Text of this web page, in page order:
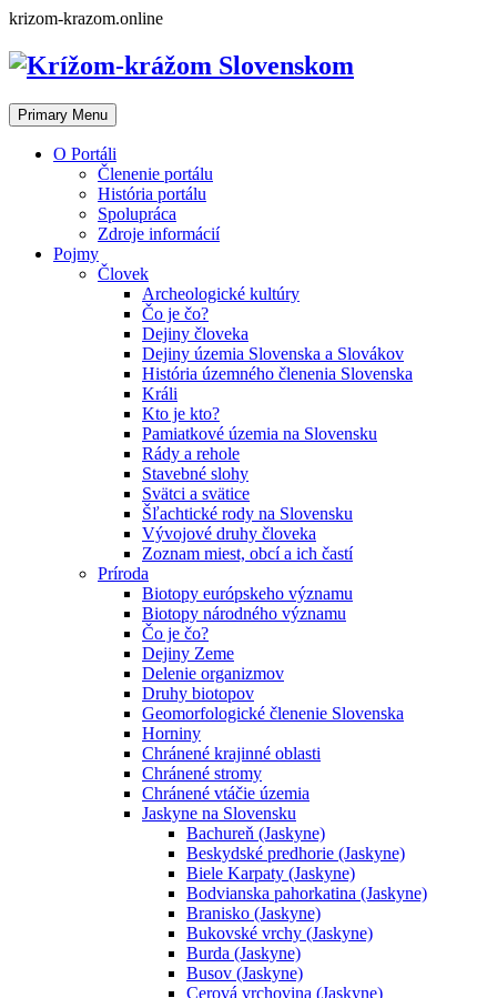
Skip
content
krizom-krazom.online
Primary Menu
O Portáli
Členenie portálu
História portálu
Spolupráca
Zdroje informácií
Pojmy
Človek
Archeologické kultúry
Čo je čo?
Dejiny človeka
Dejiny územia Slovenska a Slovákov
História územného členenia Slovenska
Králi
Kto je kto?
Pamiatkové územia na Slovensku
Rády a rehole
Stavebné slohy
Svätci a svätice
Šľachtické rody na Slovensku
Vývojové druhy človeka
Zoznam miest, obcí a ich častí
Príroda
Biotopy európskeho významu
Biotopy národného významu
Čo je čo?
Dejiny Zeme
Delenie organizmov
Druhy biotopov
Geomorfologické členenie Slovenska
Horniny
Chránené krajinné oblasti
Chránené stromy
Chránené vtáčie územia
Jaskyne na Slovensku
Bachureň (Jaskyne)
Beskydské predhorie (Jaskyne)
Biele Karpaty (Jaskyne)
Bodvianska pahorkatina (Jaskyne)
Branisko (Jaskyne)
Bukovské vrchy (Jaskyne)
Burda (Jaskyne)
Busov (Jaskyne)
Cerová vrchovina (Jaskyne)